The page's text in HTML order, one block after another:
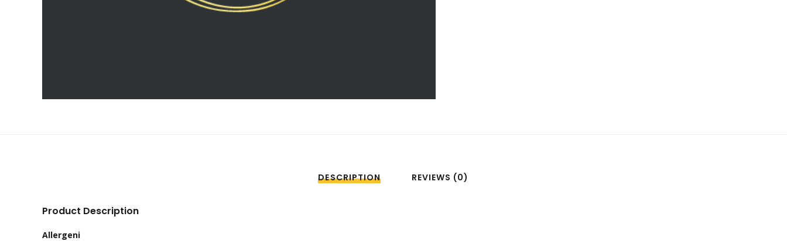
DESCRIPTION REVIEWS (0)
Product Description
Allergeni